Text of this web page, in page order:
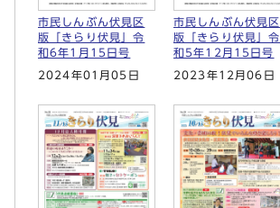
市民しんぶん伏見区
版「きらり伏見」令
和6年1月15日号
2024年01月05日
市民しんぶん伏見区
版「きらり伏見」令
和5年12月15日号
2023年12月06日